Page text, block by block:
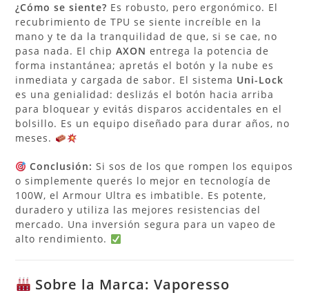
¿Cómo se siente? Es robusto, pero ergonómico. El
recubrimiento de TPU se siente increíble en la
mano y te da la tranquilidad de que, si se cae, no
pasa nada. El chipAXON entrega la potencia de
forma instantánea; apretás el botón y la nube es
inmediata y cargada de sabor. El sistema Uni-Lock
es una genialidad: deslizás el botón hacia arriba
para bloquear y evitás disparos accidentales en el
bolsillo. Es un equipo diseñado para durar años, no
meses.
Conclusión: Si sos de los que rompen los equipos
o simplemente querés lo mejor en tecnología de
100W, el Armour Ultra es imbatible. Es potente,
duradero y utiliza las mejores resistencias del
mercado. Una inversión segura para un vapeo de
alto rendimiento.
Sobre la Marca: Vaporesso